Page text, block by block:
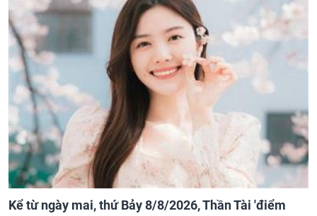
Kể từ ngày mai, thứ Bảy 8/8/2026, Thần Tài 'điểm